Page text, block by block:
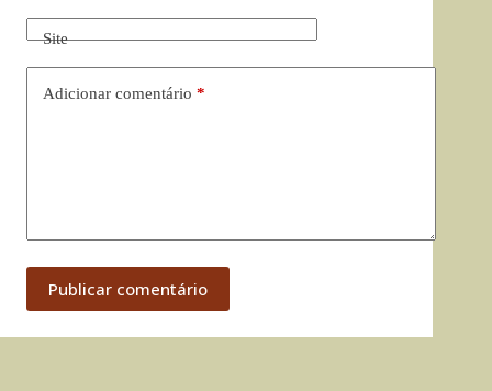
Site
Adicionar comentário *
Publicar comentário